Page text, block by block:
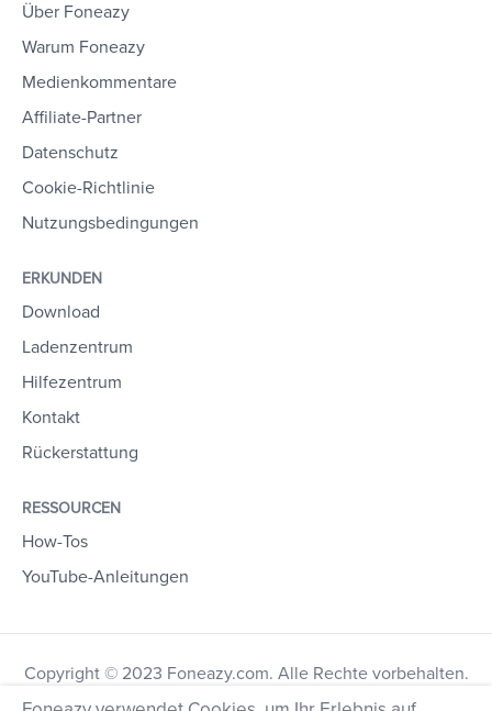
Über Foneazy
Warum Foneazy
Medienkommentare
Affiliate-Partner
Datenschutz
Cookie-Richtlinie
Nutzungsbedingungen
ERKUNDEN
Download
Ladenzentrum
Hilfezentrum
Kontakt
Rückerstattung
RESSOURCEN
How-Tos
YouTube-Anleitungen
Copyright © 2023 Foneazy.com. Alle Rechte vorbehalten.